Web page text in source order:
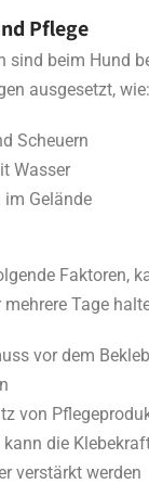
Pflege
sind beim Hund
ausgesetzt, wie:
Scheuern
Wasser
im Gelände
Faktoren,
Tage
vor dem
von
kann die
verstärkt werden